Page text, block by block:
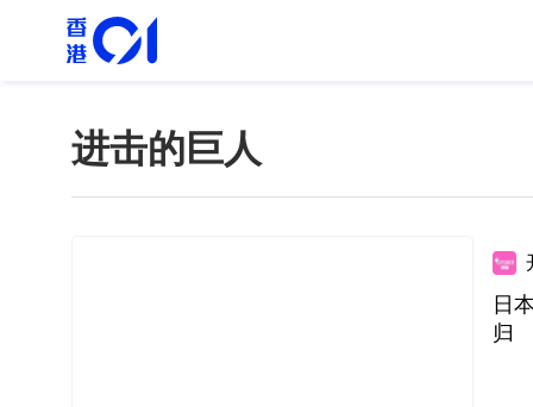
进击的巨人
日
归